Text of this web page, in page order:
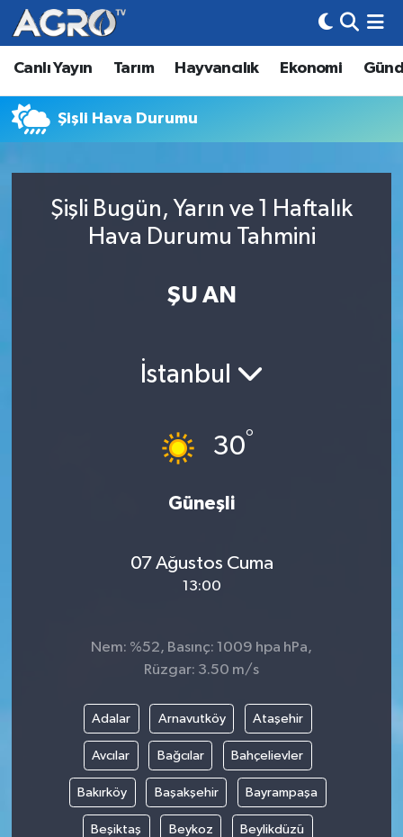
Canlı Yayın Tarım Hayvancılık Ekonomi
Şişli Hava Durumu
Şişli Bugün, Yarın ve 1 Haftalık
Hava Durumu Tahmini
ŞU AN
İstanbul
30°
Güneşli
07 Ağustos Cuma
13:00
Nem: %52, Basınç: 1009 hpa hPa,
Rüzgar: 3.50 m/s
Adalar Arnavutköy Ataşehir
Avcılar Bağcılar Bahçelievler
Bakırköy Başakşehir Bayrampaşa
Beşiktaş Beykoz Beylikdüzü
Hava Durumu
Trafik Durumu
Tüm Manşetler